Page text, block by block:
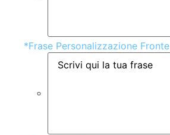
*Frase Personalizzazione Fronte